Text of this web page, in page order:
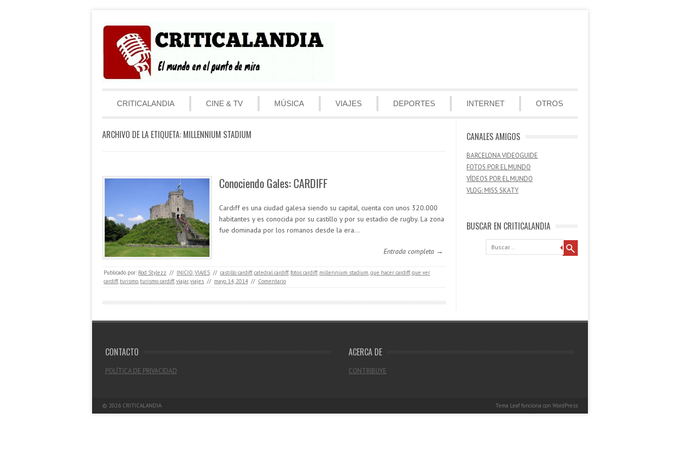
Menú
CRITICALANDIA
CINE & TV MÚSICA VIAJES DEPORTES INTERNET OTROS
ARCHIVO DE LA ETIQUETA: MILLENNIUM STADIUM
Conociendo Gales: CARDIFF
Cardiff es una ciudad galesa siendo su capital, cuenta con unos 320.000
habitantes y es conocida por su castillo y por su estadio de rugby. La zona
fue dominada por los romanos desde la era…
Entrada completa →
Publicado por: Rod Stylezz // INICIO,VIAJES // castillo cardiff,catedral cardiff,fotos cardiff, millennium stadium,que hacer cardiff,que ver
cardiff,turismo,turismo cardiff,viajar,viajes // mayo 14, 2014 // Comentario
CANALES AMIGOS
BARCELONA VIDEOGUIDE
FOTOS POR EL MUNDO
VÍDEOS POR EL MUNDO
VLOG: MISS SKATY
BUSCAR EN CRITICALANDIA
Buscar
CONTACTO
POLÍTICA DE PRIVACIDAD
ACERCA DE
CONTRIBUYE
© 2026 CRITICALANDIA Tema Leaffunciona con WordPress